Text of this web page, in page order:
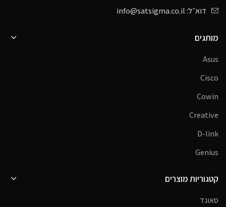
דוא״ל: info@satsigma.co.il
מותגים
Asus
Cisco
Cowin
Creative
D-link
Genius
קטגוריות מוצרים
סאונד